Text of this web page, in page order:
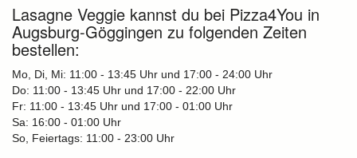
Lasagne Veggie kannst du bei Pizza4You in
Augsburg-Göggingen zu folgenden Zeiten
bestellen:
Mo, Di, Mi: 11:00 - 13:45 Uhr und 17:00 - 24:00 Uhr
Do: 11:00 - 13:45 Uhr und 17:00 - 22:00 Uhr
Fr: 11:00 - 13:45 Uhr und 17:00 - 01:00 Uhr
Sa: 16:00 - 01:00 Uhr
So, Feiertags: 11:00 - 23:00 Uhr